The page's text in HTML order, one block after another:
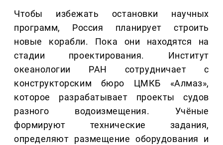
Чтобы избежать остановки научных
программ, Россия планирует строить
новые корабли. Пока они находятся на
стадии проектирования. Институт
океанологии РАН сотрудничает с
конструкторским бюро ЦМКБ «Алмаз»,
которое разрабатывает проекты судов
разного водоизмещения. Учёные
формируют технические задания,
определяют размещение оборудования и